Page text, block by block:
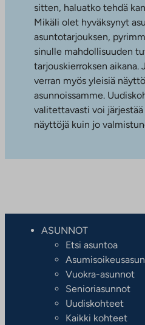
sitten, haluatko tehdä
Mikäli olet hyväksynyt
asuntotarjouksen,
sinulle mahdollisuuden
tarjouskierroksen aikana.
verran myös yleisiä
asunnoissamme.
valitettavasti voi järjestää
näyttöjä kuin jo
ASUNNOT
Etsi asuntoa
Vuokra-asunnot
Senioriasunnot
Uudiskohteet
Kaikki kohteet